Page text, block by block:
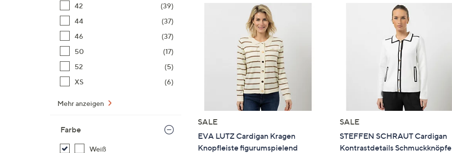
42
(39)
44
(37)
46
(37)
50
(17)
52
(5)
XS
(6)
Mehr anzeigen
Farbe
Weiß
SALE
EVA LUTZ Cardigan Kragen
Knopfleiste figurumspielend
SALE
STEFFEN SCHRAUT Cardigan
Kontrastdetails Schmuckknöpfe